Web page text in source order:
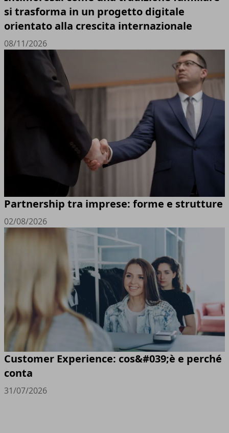
si trasforma in un progetto digitale
orientato alla crescita internazionale
08/11/2026
Partnership tra imprese: forme e strutture
02/08/2026
Customer Experience: cos&#039;è e perché
conta
31/07/2026